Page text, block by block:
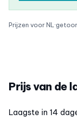
Prijzen voor NL ·
Prijs van de
Laagste in 14